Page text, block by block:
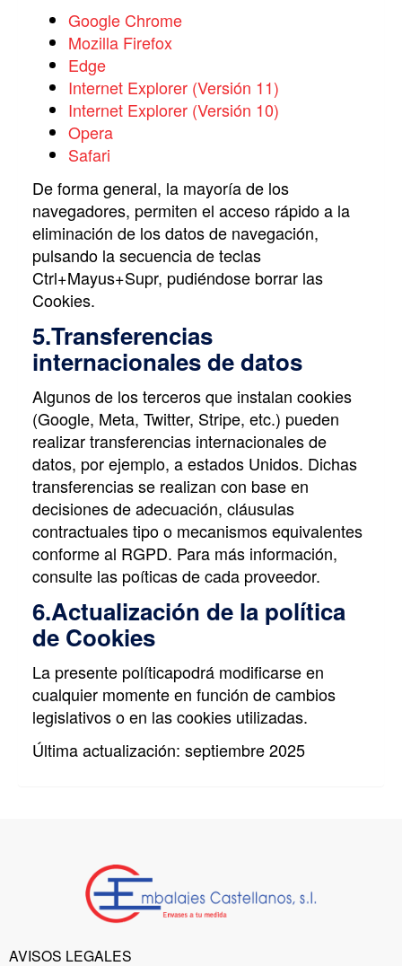
Google Chrome
Mozilla Firefox
Edge
Internet Explorer (Versión 11)
Internet Explorer (Versión 10)
Opera
Safari
De forma general, la mayoría de los
navegadores, permiten el acceso rápido a la
eliminación de los datos de navegación,
pulsando la secuencia de teclas
Ctrl+Mayus+Supr, pudiéndose borrar las
Cookies.
5.Transferencias
internacionales de datos
Algunos de los terceros que instalan cookies
(Google, Meta, Twitter, Stripe, etc.) pueden
realizar transferencias internacionales de
datos, por ejemplo, a estados Unidos. Dichas
transferencias se realizan con base en
decisiones de adecuación, cláusulas
contractuales tipo o mecanismos equivalentes
conforme al RGPD. Para más información,
consulte las poíticas de cada proveedor.
6.Actualización de la política
de Cookies
La presente políticapodrá modificarse en
cualquier momente en función de cambios
legislativos o en las cookies utilizadas.
Última actualización: septiembre 2025
AVISOS LEGALES